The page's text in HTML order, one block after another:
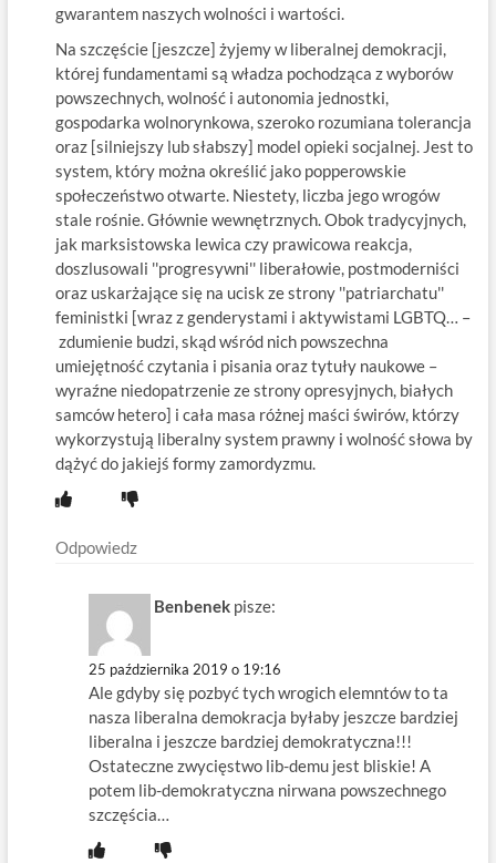
gwarantem naszych wolności i wartości.
Na szczęście [jeszcze] żyjemy w liberalnej demokracji,
której fundamentami są władza pochodząca z wyborów
powszechnych, wolność i autonomia jednostki,
gospodarka wolnorynkowa, szeroko rozumiana tolerancja
oraz [silniejszy lub słabszy] model opieki socjalnej. Jest to
system, który można określić jako popperowskie
społeczeństwo otwarte. Niestety, liczba jego wrogów
stale rośnie. Głównie wewnętrznych. Obok tradycyjnych,
jak marksistowska lewica czy prawicowa reakcja,
doszlusowali ''progresywni'' liberałowie, postmoderniści
oraz uskarżające się na ucisk ze strony ''patriarchatu''
feministki [wraz z genderystami i aktywistami LGBTQ… –
zdumienie budzi, skąd wśród nich powszechna
umiejętność czytania i pisania oraz tytuły naukowe –
wyraźne niedopatrzenie ze strony opresyjnych, białych
samców hetero] i cała masa różnej maści świrów, którzy
wykorzystują liberalny system prawny i wolność słowa by
dążyć do jakiejś formy zamordyzmu.
Odpowiedz
Benbenek pisze:
25 października 2019 o 19:16
Ale gdyby się pozbyć tych wrogich elemntów to ta
nasza liberalna demokracja byłaby jeszcze bardziej
liberalna i jeszcze bardziej demokratyczna!!!
Ostateczne zwycięstwo lib-demu jest bliskie! A
potem lib-demokratyczna nirwana powszechnego
szczęścia…